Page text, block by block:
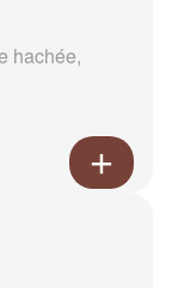
hachée,